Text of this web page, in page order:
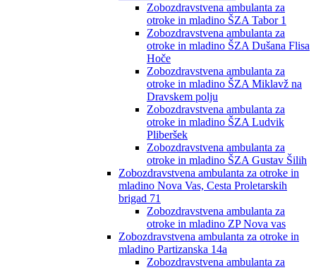
Zobozdravstvena ambulanta za
otroke in mladino ŠZA Tabor 1
Zobozdravstvena ambulanta za
otroke in mladino ŠZA Dušana Flisa
Hoče
Zobozdravstvena ambulanta za
otroke in mladino ŠZA Miklavž na
Dravskem polju
Zobozdravstvena ambulanta za
otroke in mladino ŠZA Ludvik
Pliberšek
Zobozdravstvena ambulanta za
otroke in mladino ŠZA Gustav Šilih
Zobozdravstvena ambulanta za otroke in
mladino Nova Vas, Cesta Proletarskih
brigad 71
Zobozdravstvena ambulanta za
otroke in mladino ZP Nova vas
Zobozdravstvena ambulanta za otroke in
mladino Partizanska 14a
Zobozdravstvena ambulanta za